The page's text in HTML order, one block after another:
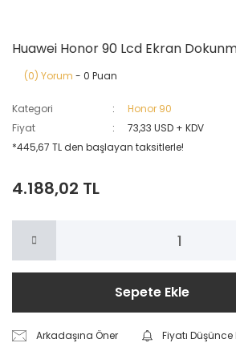
Huawei Honor 90 Lcd Ekran
(0) Yorum - 0 Puan
Kategori
Honor 90
Fiyat
73,33 USD + KDV
*445,67 TL den başlayan taksitlerle!
4.188,02 TL
Sepete Ekle
Arkadaşına Öner
Fiyatı Düşünce